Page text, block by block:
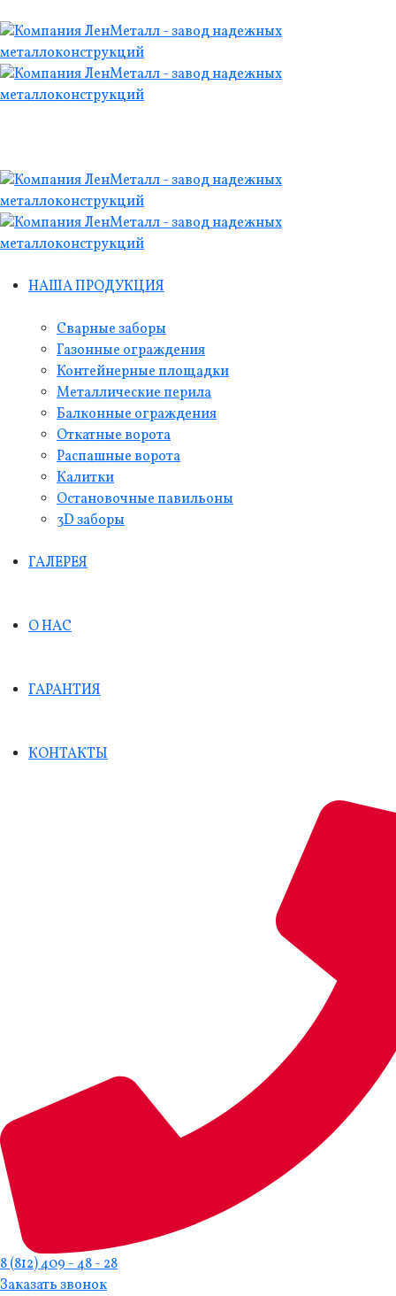
НАША ПРОДУКЦИЯ
Сварные заборы
Газонные ограждения
Контейнерные площадки
Металлические перила
Балконные ограждения
Откатные ворота
Распашные ворота
Калитки
Остановочные павильоны
3D заборы
ГАЛЕРЕЯ
О НАС
ГАРАНТИЯ
КОНТАКТЫ
8 (812) 409 - 48 - 28
Заказать звонок